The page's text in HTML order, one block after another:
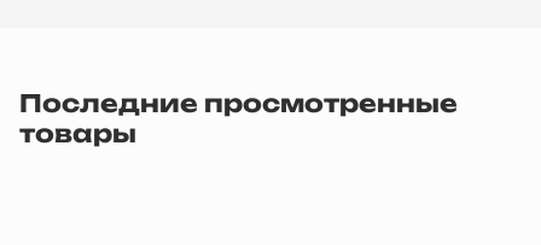
Последние просмотренные
товары